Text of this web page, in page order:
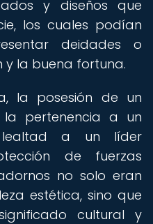
y diseños que
los cuales podían
deidades o
y la buena fortuna.
la posesión de un
pertenencia a un
lealtad a un líder
de fuerzas
no solo eran
estética, sino que
cultural y